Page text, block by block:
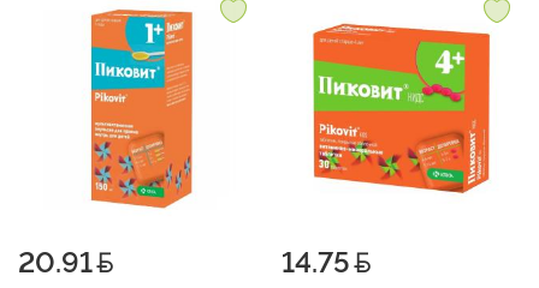
20.91 14.75